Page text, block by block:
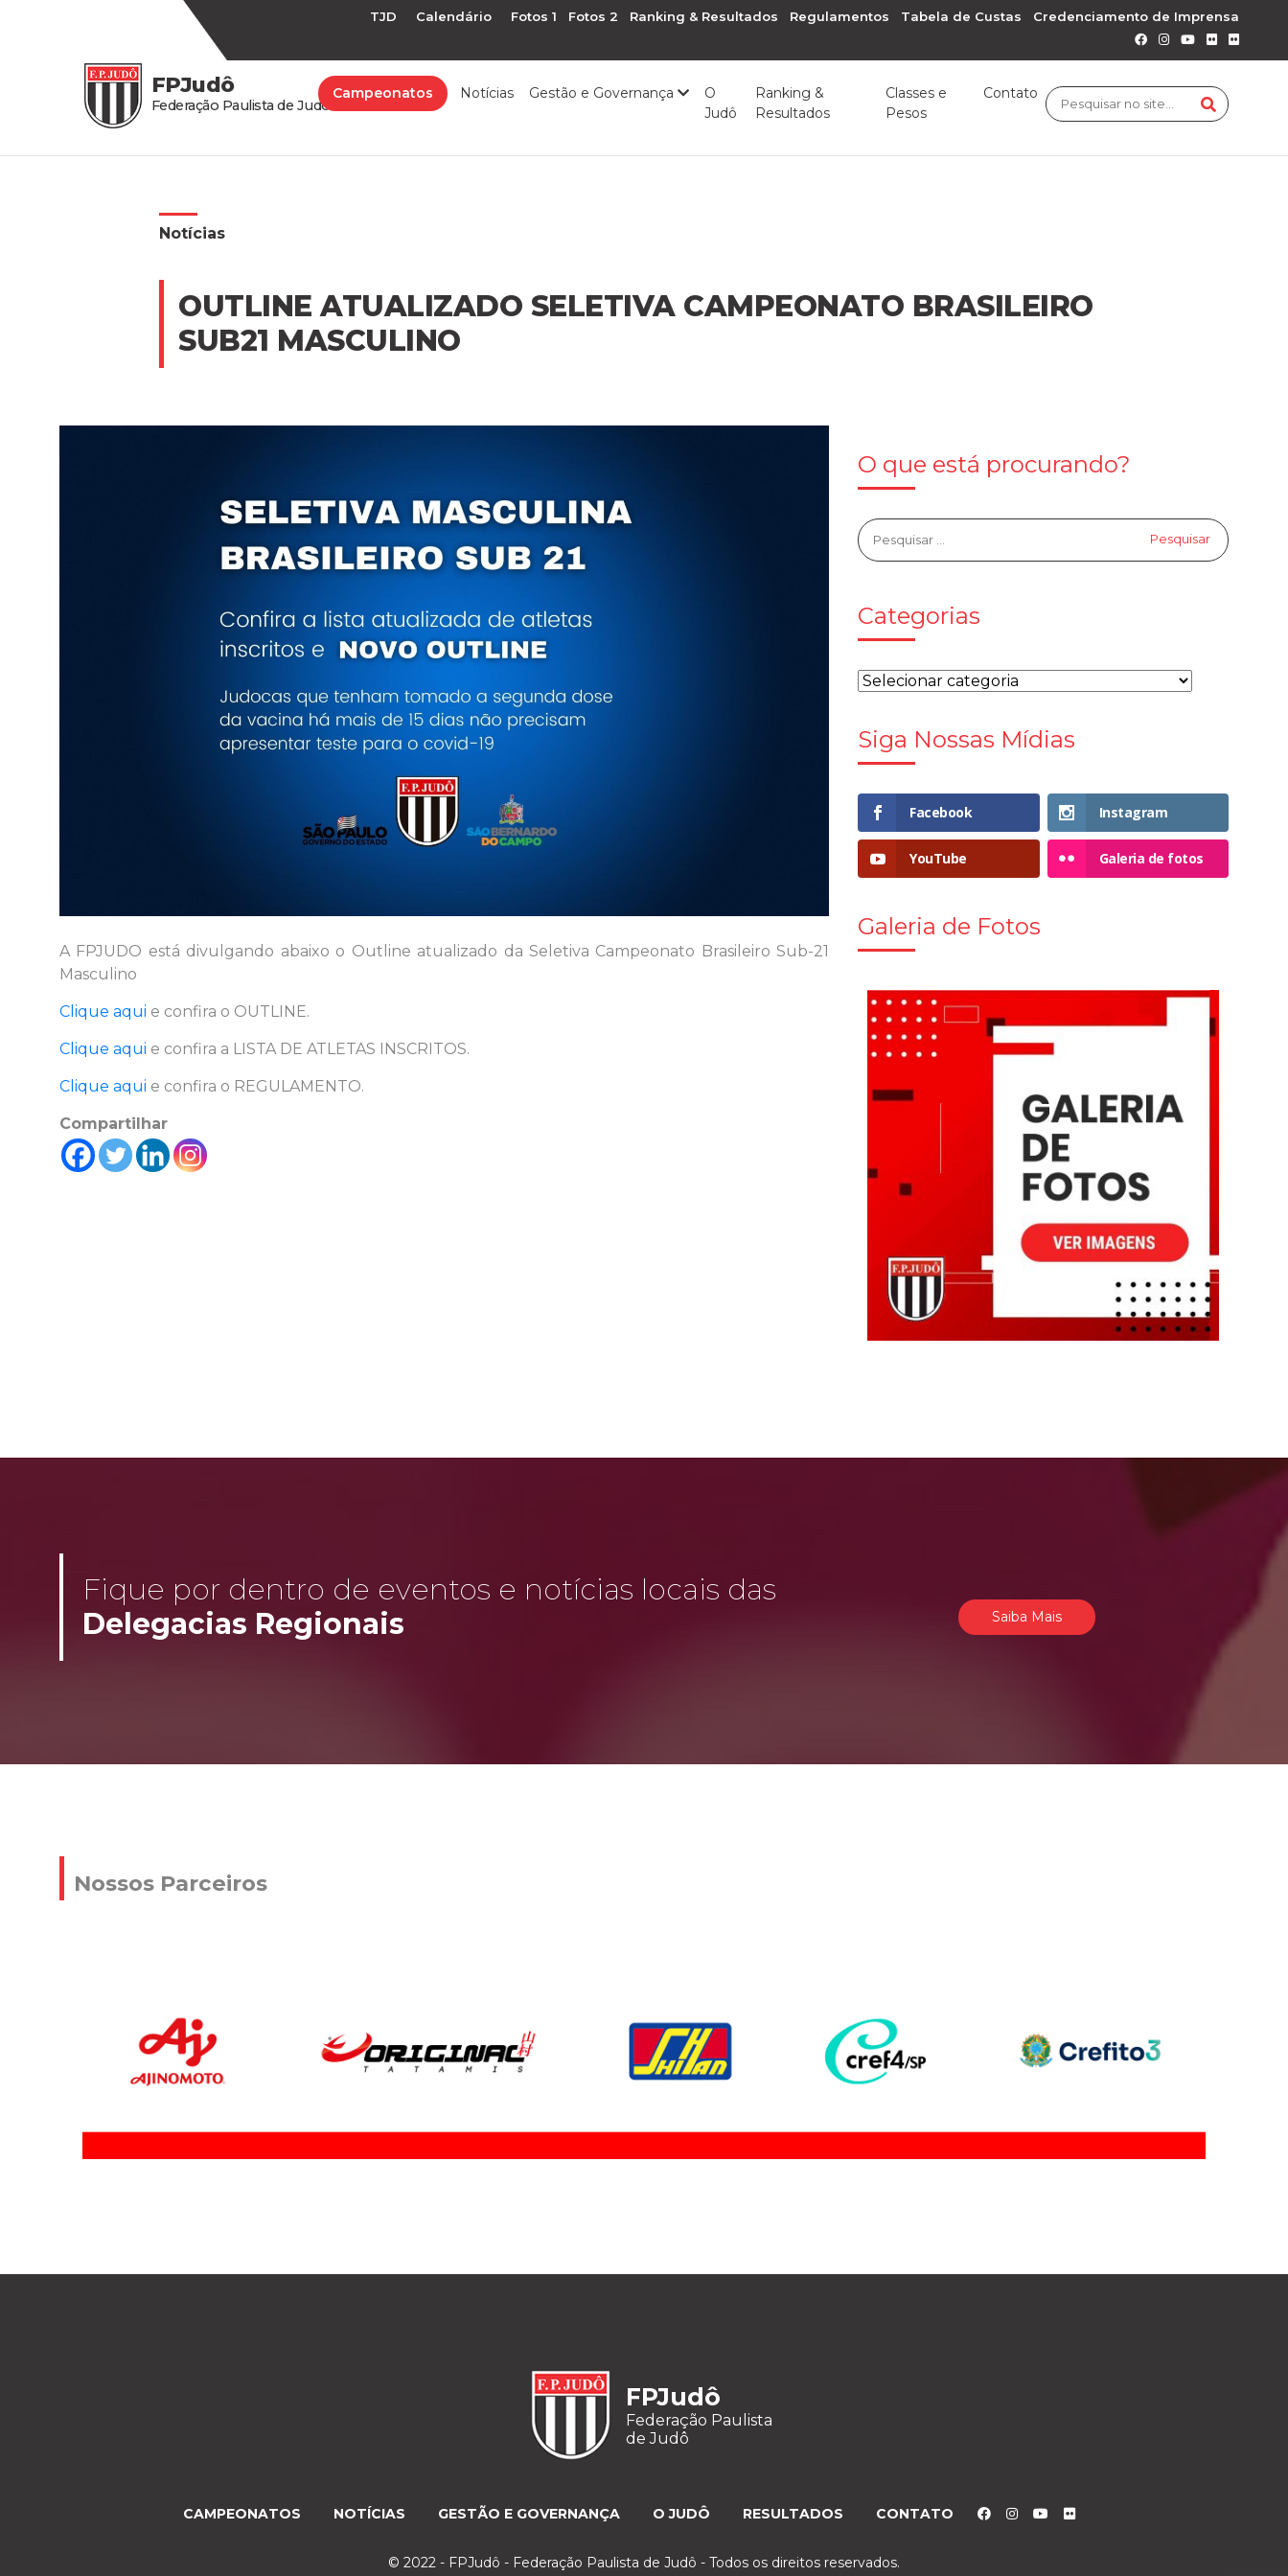
TJD Calendário Fotos 1 Fotos 2 Ranking & Resultados Regulamentos Tabela de Custas Credenciamento de Imprensa
FPJudô
Federação Paulista de Judô
Campeonatos Notícias Gestão e Governança
O
Judô
Ranking &
Resultados
Classes e
Pesos
Contato
Notícias
OUTLINE ATUALIZADO SELETIVA CAMPEONATO BRASILEIRO
SUB21 MASCULINO
A FPJUDO está divulgando abaixo o Outline atualizado da Seletiva Campeonato Brasileiro Sub-21
Masculino
Clique aqui e confira o OUTLINE.
Clique aqui e confira a LISTA DE ATLETAS INSCRITOS.
Clique aqui e confira o REGULAMENTO.
Compartilhar
O que está procurando?
Categorias
Siga Nossas Mídias
Facebook Instagram
YouTube Galeria de fotos
Galeria de Fotos
Fique por dentro de eventos e notícias locais das
Delegacias Regionais
Saiba Mais
Nossos Parceiros
FPJudô
Federação Paulista
de Judô
CAMPEONATOS NOTÍCIAS GESTÃO E GOVERNANÇA O JUDÔ RESULTADOS CONTATO
© 2022 - FPJudô - Federação Paulista de Judô - Todos os direitos reservados.